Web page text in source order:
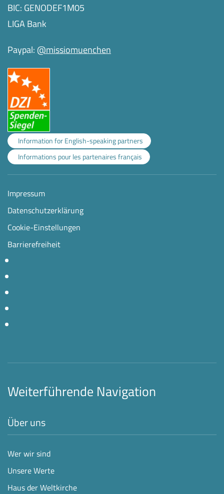
BIC: GENODEF1M05
LIGA Bank
Paypal: @missiomuenchen
Information for English-speaking partners
Informations pour les partenaires français
Impressum
Datenschutzerklärung
Cookie-Einstellungen
Barrierefreiheit
Weiterführende Navigation
Über uns
Wer wir sind
Unsere Werte
Haus der Weltkirche